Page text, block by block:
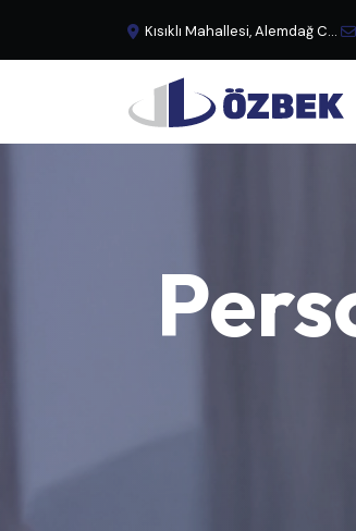
Kısıklı Mahallesi, Alemdağ Caddesi, No:29 Büyük Çamlıca - Üsküdar, İstanbul, Türkiye